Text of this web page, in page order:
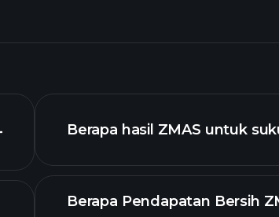
Berapa hasil ZMAS untuk
Berapa Pendapatan Bersih